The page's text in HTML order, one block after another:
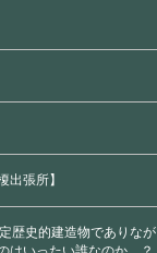
出張所】
歴史的建造物でありなが